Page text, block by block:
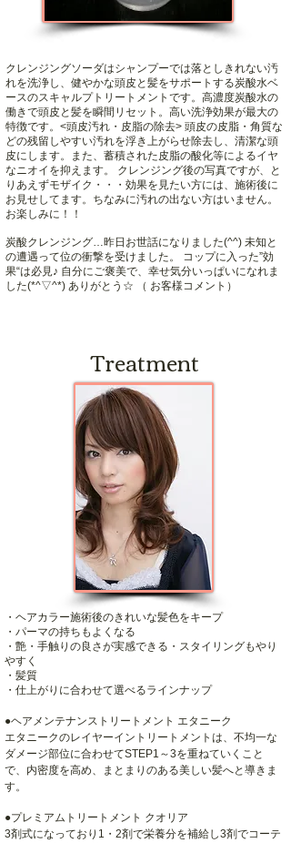
クレンジングソーダはシャンプーでは落としきれない汚
れを洗浄し、健やかな頭皮と髪をサポートする炭酸水ベ
ースのスキャルプトリートメントです。高濃度炭酸水の
働きで頭皮と髪を瞬間リセット。高い洗浄効果が最大の
特徴です。<頭皮汚れ・皮脂の除去> 頭皮の皮脂・角質な
どの残留しやすい汚れを浮き上がらせ除去し、清潔な頭
皮にします。また、蓄積された皮脂の酸化等によるイヤ
なニオイを抑えます。 クレンジング後の写真ですが、と
りあえずモザイク・・・効果を見たい方には、施術後に
お見せしてます。ちなみに汚れの出ない方はいません。
お楽しみに！！
炭酸クレンジング…昨日お世話になりました(^^) 未知と
の遭遇って位の衝撃を受けました。 コップに入った”効
果“は必見♪ 自分にご褒美で、幸せ気分いっぱいになれま
した(*^▽^*) ありがとう☆ （ お客様コメント）
Treatment
・ヘアカラー施術後のきれいな髪色をキープ
・パーマの持ちもよくなる
・艶・手触りの良さが実感できる・スタイリングもやり
やすく
・髪質
・仕上がりに合わせて選べるラインナップ
●ヘアメンテナンストリートメント エタニーク
エタニークのレイヤーイントリートメントは、不均一な
ダメージ部位に合わせてSTEP1～3を重ねていくこと
で、内密度を高め、まとまりのある美しい髪へと導きま
す。
●プレミアムトリートメント クオリア
3剤式になっており1・2剤で栄養分を補給し3剤でコーテ